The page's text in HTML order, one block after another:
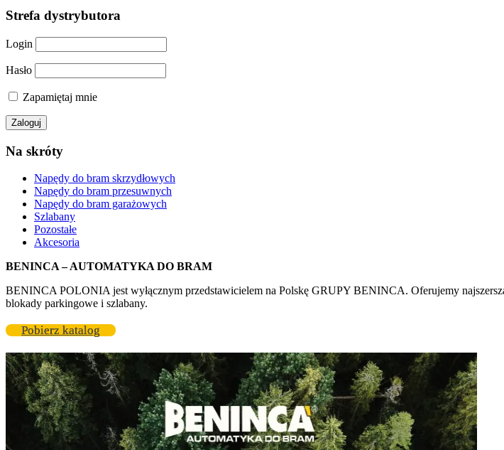
Strefa dystrybutora
Login
Hasło
Zapamiętaj mnie
Na skróty
Napędy do bram skrzydłowych
Napędy do bram przesuwnych
Napędy do bram garażowych
Szlabany
Pozostałe
Akcesoria
BENINCA – AUTOMATYKA DO BRAM
BENINCA POLONIA jest wyłącznym przedstawicielem na Polskę GRUPY BENINCA. Oferujemy
blokady parkingowe i szlabany.
Pobierz katalog